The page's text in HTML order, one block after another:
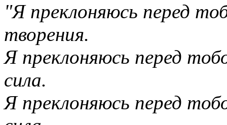
"Я преклоняюсь перед
творения.
Я преклоняюсь перед
сила.
Я преклоняюсь перед